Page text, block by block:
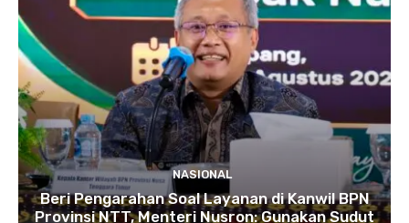
NASIONAL
Beri Pengarahan Soal Layanan di Kanwil BPN
Provinsi NTT, Menteri Nusron: Gunakan Sudut